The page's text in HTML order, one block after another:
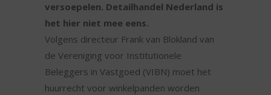
versoepelen. Detailhandel Nederland is
het hier niet mee eens.
Volgens directeur Frank van Blokland van
de Vereniging voor Institutionele
Beleggers in Vastgoed (VIBN) moet het
huurrecht voor winkelpanden worden